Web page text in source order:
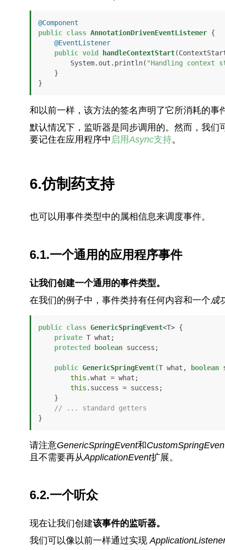
@Component
public class AnnotationDrivenEventListener {
@EventListener
public void handleContextStart
        System.out.println(
"Handling context
}
和以前一样，该方法的签名声明了它所消耗的事
默认情况下，监听器是同步调用的。然而，我们
要记住在应用程序中 启用Async支持。
6.仿制药支持
也可以用事件类型中的属相信息来调度事件。
6.1.一个通用的应用程序事件
让我们创建一个通用的事件类型。
在我们的例子中，事件类持有任何内容和一个成
public class GenericSpringEvent<T> {
private T what;
protected
boolean success;
public GenericSpringEvent(T what, boolean
this .what = what;
this .success = success;
// ... standard getters
}
请注意GenericSpringEvent和
且不需要再从ApplicationEvent扩展。
6.2.一个听众
现在让我们创建该事件的监听器。
我们可以像以前一样通过实现